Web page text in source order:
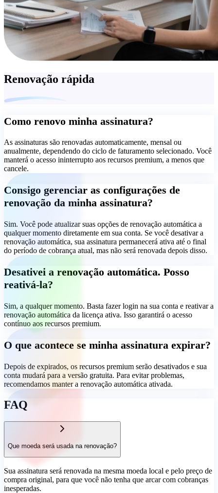
Renovação rápida
Como renovo minha assinatura?
As assinaturas são renovadas automaticamente, mensal ou
anualmente, dependendo do ciclo de faturamento selecionado. Você
manterá o acesso ininterrupto aos recursos premium, a menos que
cancele.
Consigo gerenciar as configurações de
renovação da minha assinatura?
Sim. Você pode atualizar suas opções de renovação automática a
qualquer momento diretamente em sua conta. Se você desativar a
renovação automática, sua assinatura permanecerá ativa até o final
do período de cobrança atual, mas não será renovada depois disso.
Desativei a renovação automática. Posso
reativá-la?
Sim, a qualquer momento. Basta fazer login na sua conta e reativar a
renovação automática da licença ativa. Isso garantirá o acesso
contínuo aos recursos premium.
O que acontece se minha assinatura expirar?
Depois de expirados, os recursos premium serão desativados e sua
conta mudará para a versão gratuita. Para evitar problemas,
recomendamos manter a renovação automática ativada.
FAQ
Que moeda será usada na renovação?
Sua assinatura será renovada na mesma moeda local e pelo preço de
compra original, para que você não tenha que arcar com cobranças
inesperadas.